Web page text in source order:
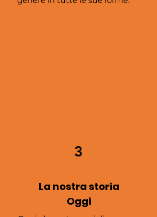
3
La nostra storia
Oggi